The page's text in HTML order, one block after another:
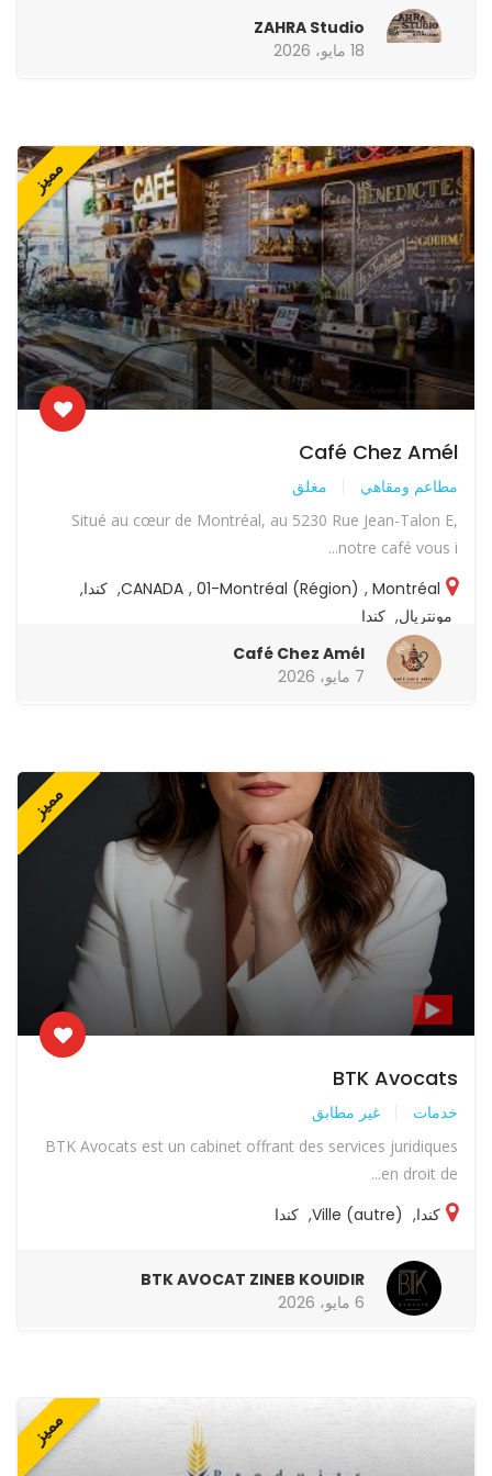
ZAHRA Studio
18 مايو، 2026
مميز
Café Chez Amél
مطاعم ومقاهي مغلق
Situé au cœur de Montréal, au 5230 Rue Jean-Talon E,
notre café vous i...
CANADA , 01-Montréal (Région) , Montréal
, كندا,
مونتريال, كندا
Café Chez Amél
7 مايو، 2026
مميز
BTK Avocats
خدمات غير مطابق
BTK Avocats est un cabinet offrant des services juridiques
en droit de...
كندا,
Ville (autre)
, كندا
BTK AVOCAT ZINEB KOUIDIR
6 مايو، 2026
مميز